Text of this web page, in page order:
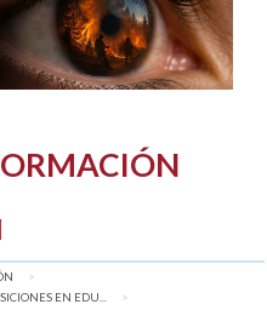
EN EDU...